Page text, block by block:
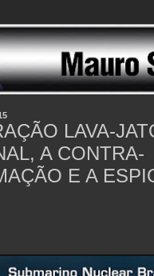
LAVA-
A CONTRA-
E A